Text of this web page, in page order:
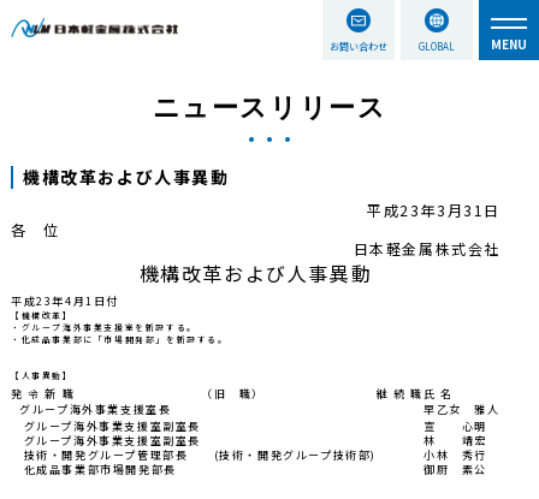
お問い合わせ GLOBAL
ニュースリリース
機構改革および人事異動
平成23年3月31日
各 位
日本軽金属株式会社
機構改革および人事異動
平成23年4月1日付
【機構改革】
・グループ海外事業支援室を新設する。
・化成品事業部に「市場開発部」を新設する。
【人事異動】
発 令 新 職 （旧 職） 継 続 職 氏 名
グループ海外事業支援室長
早乙女 雅人
グループ海外事業支援室副室長
宣 心明
グループ海外事業支援室副室長
林 靖宏
技術・開発グループ管理部長
(技術・開発グループ技術部)
小林 秀行
化成品事業部市場開発部長
御厨 素公